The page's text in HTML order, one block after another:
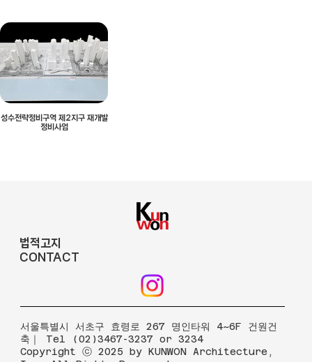
성수전략정비구역 제2지구 재개발
정비사업
법적고지
CONTACT
​서울특별시 서초구 효령로 267 명인타워 4~6F 건원건
축｜ Tel (02)3467-3237 or 3234
Copyright ⓒ 2025 by KUNWON Architecture,